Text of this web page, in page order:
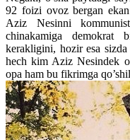
92 foizi ovoz bergan
Aziz Nesinni
chinakamiga
kerakligini, hozir esa sizda
hech kim Aziz Nesindek
opa ham bu fikrimga